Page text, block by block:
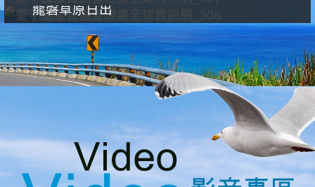
龍磐草原日出